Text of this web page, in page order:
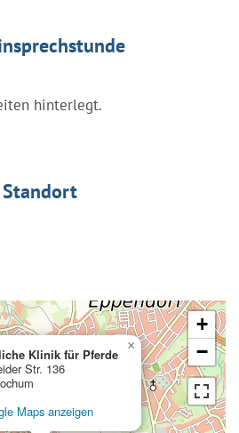
hinterlegt.
Standort
Klinik für Pferde
Str. 136
Maps anzeigen
×
+
−